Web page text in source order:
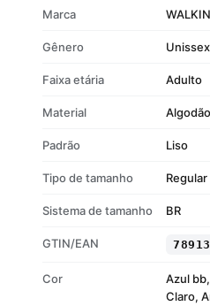
Interior flanelado para
Punhos e barra em
Marca
Gênero Unissex
Faixa etária Adulto
Material Algodão
Padrão Liso
Tipo de tamanho Regular
Sistema de tamanho BR
GTIN/EAN
Cor
Azul
Claro,